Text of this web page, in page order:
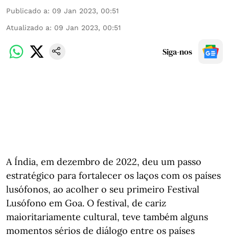
Publicado a: 09 Jan 2023, 00:51
Atualizado a: 09 Jan 2023, 00:51
Siga-nos
A Índia, em dezembro de 2022, deu um passo
estratégico para fortalecer os laços com os países
lusófonos, ao acolher o seu primeiro Festival
Lusófono em Goa. O festival, de cariz
maioritariamente cultural, teve também alguns
momentos sérios de diálogo entre os países